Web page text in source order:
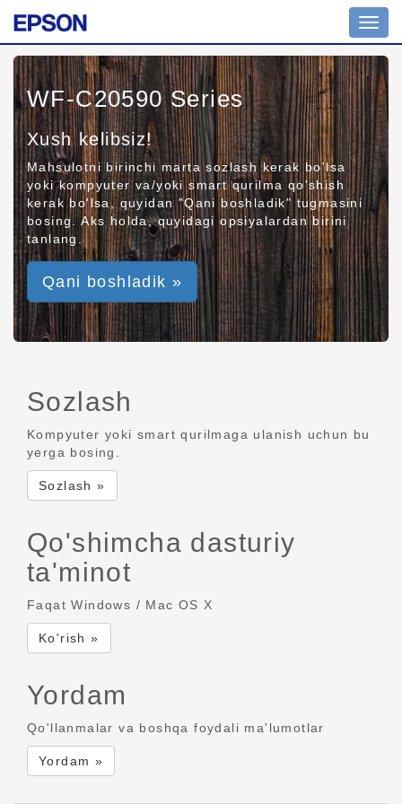
WF-C20590 Series
Xush kelibsiz!
Mahsulotni birinchi marta sozlash kerak bo'lsa
yoki kompyuter va/yoki smart qurilma qo'shish
kerak bo'lsa, quyidan "Qani boshladik" tugmasini
bosing. Aks holda, quyidagi opsiyalardan birini
tanlang.
Qani boshladik »
Sozlash
Kompyuter yoki smart qurilmaga ulanish uchun bu
yerga bosing.
Sozlash »
Qo'shimcha dasturiy
ta'minot
Faqat Windows / Mac OS X
Ko'rish »
Yordam
Qo'llanmalar va boshqa foydali ma'lumotlar
Yordam »